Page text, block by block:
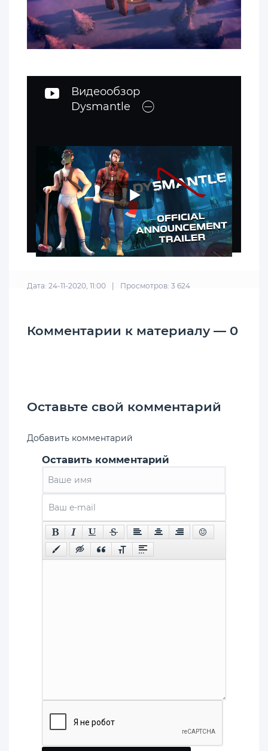
Видеообзор
Dysmantle
Дата: 24-11-2020, 11:00 Просмотров: 3 624
Комментарии к материалу — 0
Оставьте свой комментарий
Добавить комментарий
Оставить комментарий